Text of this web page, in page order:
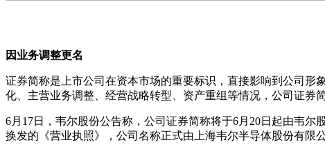
因业务调整更名
证券简称是上市公司在资本市场的重要标识，直接影响到公司形
化、主营业务调整、经营战略转型、资产重组等情况，公司证券
6月17日，韦尔股份公告称，公司证券简称将于6月20日起由韦
换发的《营业执照》，公司名称正式由上海韦尔半导体股份有限